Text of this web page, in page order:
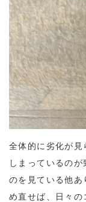
全体的に劣化が見
しまっているの
のを見ている他あ
め直せば、日々の